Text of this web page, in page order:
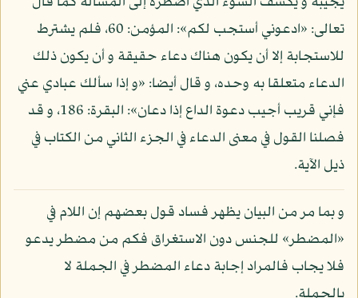
تعالى: «ادعوني أستجب لكم»: المؤمن: 60، فلم يشترط
للاستجابة إلا أن يكون هناك دعاء حقيقة و أن يكون ذلك
الدعاء متعلقا به وحده، و قال أيضا: «و إذا سألك عبادي عني
فإني قريب أجيب دعوة الداع إذا دعان»: البقرة: 186، و قد
فصلنا القول في معنى الدعاء في الجزء الثاني من الكتاب في
ذيل الآية.
و بما مر من البيان يظهر فساد قول بعضهم إن اللام في
«المضطر» للجنس دون الاستغراق فكم من مضطر يدعو
فلا يجاب فالمراد إجابة دعاء المضطر في الجملة لا